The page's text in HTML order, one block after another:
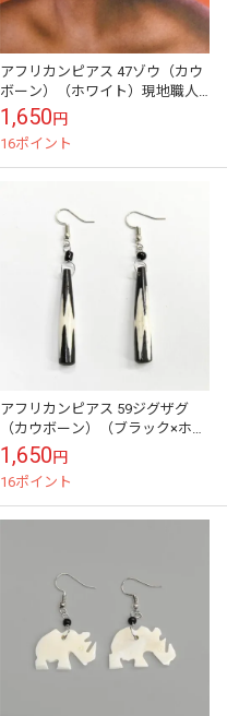
アフリカンピアス 47ゾウ（カウ
ボーン）（ホワイト）現地職人
の手しごと
1,650円
16ポイント
アフリカンピアス 59ジグザグ
（カウボーン）（ブラック×ホワ
イト）現地職人の手しごと
1,650円
16ポイント